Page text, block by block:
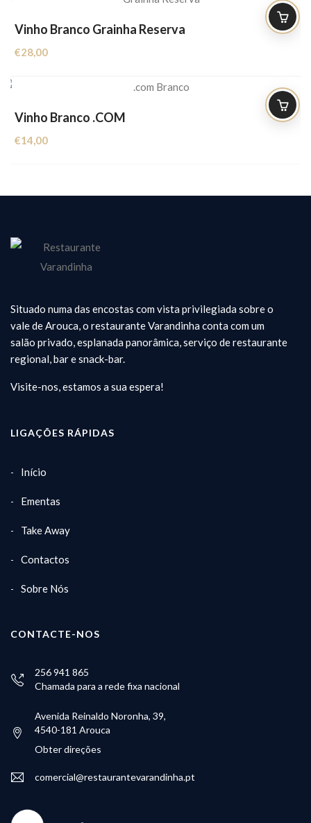
Vinho Branco Grainha Reserva
€28,00
Vinho Branco .COM
€14,00
Situado numa das encostas com vista privilegiada sobre o
vale de Arouca, o restaurante Varandinha conta com um
salão privado, esplanada panorâmica, serviço de restaurante
regional, bar e snack-bar.
Visite-nos, estamos a sua espera!
LIGAÇÕES RÁPIDAS
Início
Ementas
Take Away
Contactos
Sobre Nós
CONTACTE-NOS
256 941 865
Chamada para a rede fixa nacional
Avenida Reinaldo Noronha, 39,
4540-181 Arouca
Obter direções
comercial@restaurantevarandinha.pt